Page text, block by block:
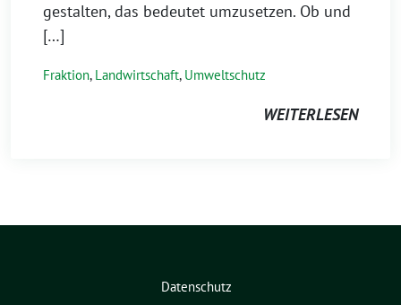
gestalten, das bedeutet umzusetzen. Ob und
[…]
Fraktion, Landwirtschaft, Umweltschutz
WEITERLESEN
Datenschutz